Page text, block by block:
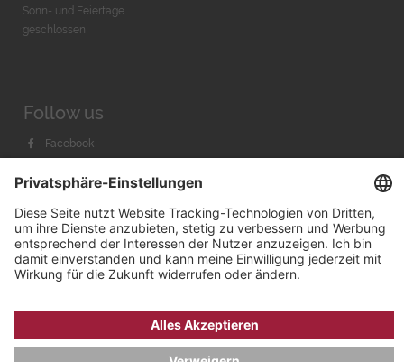
Sonn- und Feiertage
geschlossen
Follow us
Facebook
Youtube